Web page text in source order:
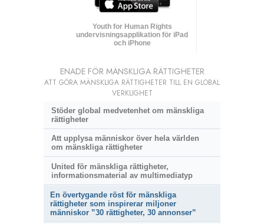
Youth for Human Rights
undervisnings­applikation för iPad
och iPhone
ENADE FÖR MÄNSKLIGA RÄTTIGHETER
ATT GÖRA MÄNSKLIGA RÄTTIGHETER TILL EN GLOBAL
VERKLIGHET
Stöder global medvetenhet om mänskliga
rättigheter
Att upplysa människor över hela världen
om mänskliga rättigheter
United för mänskliga rättigheter,
informationsmaterial av multimediatyp
En övertygande röst för mänskliga
rättigheter som inspirerar miljoner
människor ”30 rättigheter, 30 annonser”